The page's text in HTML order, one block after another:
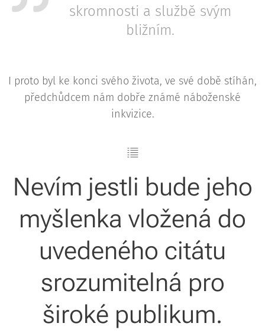
skromnosti a službě svým
bližním.
I proto byl ke konci svého života, ve své době stíhán,
předchůdcem nám dobře známé náboženské
inkvizice.
Nevím jestli bude jeho
myšlenka vložená do
uvedeného citátu
srozumitelná pro
široké publikum.